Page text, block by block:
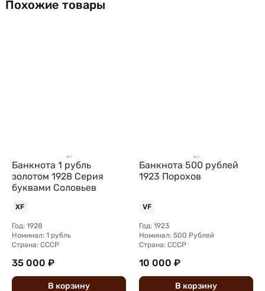
Похожие товары
Банкнота 1 рубль
золотом 1928 Серия
буквами Соловьев
XF
Год: 1928
Номинал: 1 рубль
Страна: СССР
35 000 ₽
В корзину
Банкнота 500 рублей
1923 Порохов
VF
Год: 1923
Номинал: 500 Рублей
Страна: СССР
10 000 ₽
В корзину